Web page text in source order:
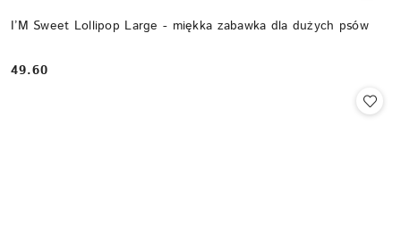
I’M Sweet Lollipop Large - miękka zabawka dla dużych psów
Cena:
49.60